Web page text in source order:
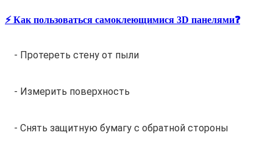
⚡️ Как пользоваться самоклеющимися 3D панелями❓
- Протереть стену от пыли
- Измерить поверхность
- Снять защитную бумагу с обратной стороны